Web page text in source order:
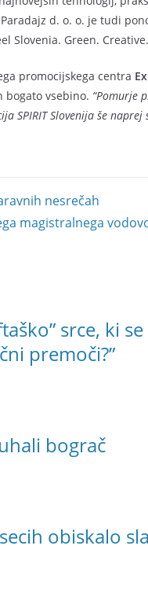
d. o. o. je tudi
Slovenia. Green.
promocijskega centra
bogato vsebino. “Pomurje
SPIRIT Slovenija še
nesrečah
magistralnega
srce, ki
premoči?”
bograč
obiskalo